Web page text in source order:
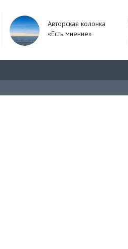
Авторская колонка
«Есть мнение»